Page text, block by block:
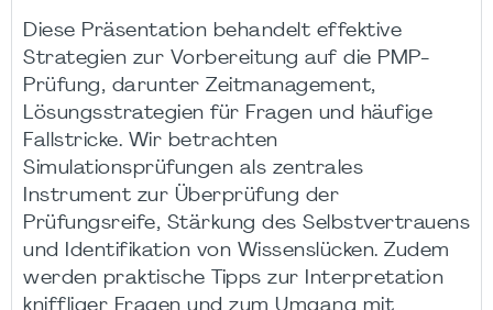
Diese Präsentation behandelt effektive
Strategien zur Vorbereitung auf die PMP-
Prüfung, darunter Zeitmanagement,
Lösungsstrategien für Fragen und häufige
Fallstricke. Wir betrachten
Simulationsprüfungen als zentrales
Instrument zur Überprüfung der
Prüfungsreife, Stärkung des Selbstvertrauens
und Identifikation von Wissenslücken. Zudem
werden praktische Tipps zur Interpretation
kniffliger Fragen und zum Umgang mit